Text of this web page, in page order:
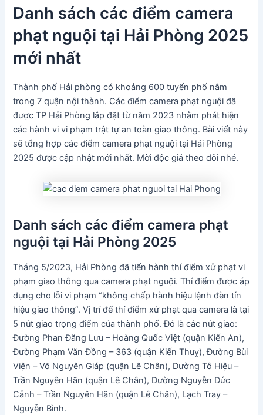
Danh sách các điểm camera
phạt nguội tại Hải Phòng 2025
mới nhất
Thành phố Hải phòng có khoảng 600 tuyến phố nằm
trong 7 quận nội thành. Các điểm camera phạt nguội đã
được TP Hải Phòng lắp đặt từ năm 2023 nhằm phát hiện
các hành vi vi phạm trật tự an toàn giao thông. Bài viết này
sẽ tổng hợp các điểm camera phạt nguội tại Hải Phòng
2025 được cập nhật mới nhất. Mời độc giả theo dõi nhé.
Danh sách các điểm camera phạt
nguội tại Hải Phòng 2025
Tháng 5/2023, Hải Phòng đã tiến hành thí điểm xử phạt vi
phạm giao thông qua camera phạt nguội. Thí điểm được áp
dụng cho lỗi vi phạm “không chấp hành hiệu lệnh đèn tín
hiệu giao thông”. Vị trí để thí điểm xử phạt qua camera là tại
5 nút giao trọng điểm của thành phố. Đó là các nút giao:
Đường Phan Đăng Lưu – Hoàng Quốc Việt (quận Kiến An),
Đường Phạm Văn Đồng – 363 (quận Kiến Thuỵ), Đường Bùi
Viện – Võ Nguyên Giáp (quận Lê Chân), Đường Tô Hiệu –
Trần Nguyên Hãn (quận Lê Chân), Đường Nguyễn Đức
Cảnh – Trần Nguyên Hãn (quận Lê Chân), Lạch Tray –
Nguyễn Bình.